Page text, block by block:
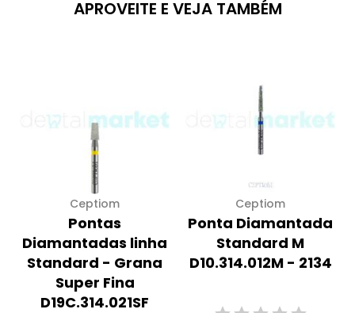
APROVEITE E VEJA TAMBÉM
Ceptiom
Pontas
Diamantadas linha
Standard - Grana
Super Fina
D19C.314.021SF
Ceptiom
Ponta Diamantada
Standard M
D10.314.012M - 2134